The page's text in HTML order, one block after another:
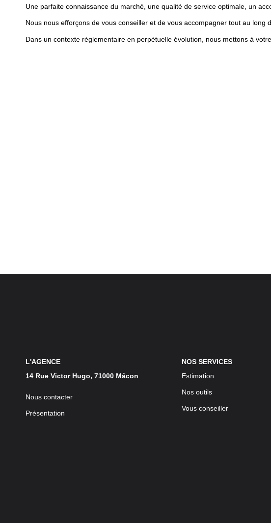
Une parfaite connaissance du marché, une qualité de service optimale, un
Nous nous efforçons de vous conseiller et de vous accompagner tout au long
Dans un contexte réglementaire en perpétuelle évolution, nous mettons à
L'AGENCE
14 Rue Victor Hugo, 71000 Mâcon
Nous contacter
Présentation
NOS SERVICES
Estimation
Nos outils
Vous conseiller